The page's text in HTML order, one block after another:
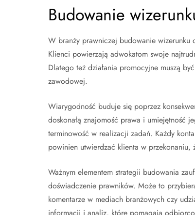
Budowanie
W branży prawniczej budowanie wizerunku
Klienci powierzają adwokatom swoje
Dlatego też działania promocyjne muszą
zawodowej.
Wiarygodność buduje się poprzez
doskonałą znajomość prawa i umiejętność
terminowość w realizacji zadań. Każdy
powinien utwierdzać klienta w przekonaniu,
Ważnym elementem strategii budowania
doświadczenie prawników. Może to
komentarze w mediach branżowych czy
informacji i analiz, które pomagają